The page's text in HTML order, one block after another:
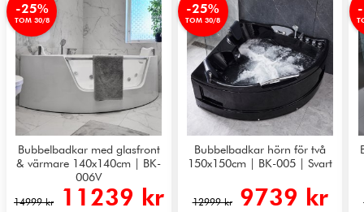
-25%
TOM 30/8
Bubbelbadkar med glasfront
& värmare 140x140cm | BK-
006V
14999 kr 11239 kr
-25%
TOM 30/8
Bubbelbadkar hörn för två
150x150cm | BK-005 | Svart
12999 kr 9739 kr